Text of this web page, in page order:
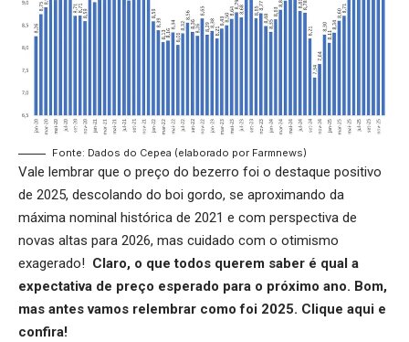
Fonte: Dados do Cepea (elaborado por Farmnews)
Vale lembrar que o preço do bezerro foi o destaque positivo
de 2025, descolando do boi gordo, se aproximando da
máxima nominal histórica de 2021 e com perspectiva de
novas altas para 2026, mas cuidado com o otimismo
exagerado! Claro, o que todos querem saber é qual a
expectativa de preço esperado para o próximo ano. Bom,
mas antes vamos relembrar como foi 2025. Clique aqui e
confira!